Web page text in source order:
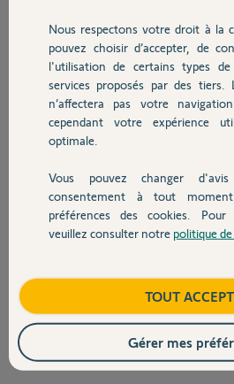
Chauffage
Autres produits
Devis avec un pro
Contact
Je précise que tout
qu'aucun
liaison avec Homekit ne se fait plus.
Auriez-vous une idée ?? par avance merci
TaHoma switch - 5153854C
PIN: 2058-3041-8787
Merci,
Matthieu
Matt
il y a environ 2 ans
Nous respectons votre droit à la
pouvez choisir d’accepter, de
l'utilisation de certains types
services proposés par des tiers.
n’affectera pas votre
cependant votre expérience
optimale.
Vous pouvez changer
consentement à tout
préférences des cookies. Pour
veuillez consulter notre politique
TOUT
Gérer mes